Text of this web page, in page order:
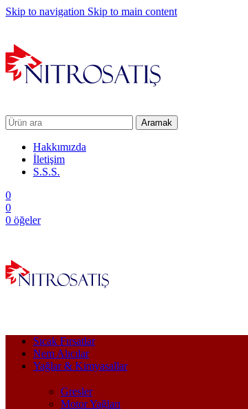
Skip to navigation Skip to main content
Aramak
Hakkımızda
İletişim
S.S.S.
0
0
0 öğeler
Sıcak Fırsatlar
Nem Alıcılar
Yağlar & Kimyasallar
Gresler
Motor Yağları